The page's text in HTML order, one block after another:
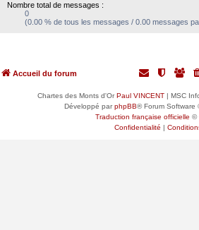
Nombre total de messages :
0
(0.00 % de tous les messages / 0.00 messages
Accueil du forum
Chartes des Monts d'OrPaul VINCENT| MSC
Développé parphpBB® Forum Software
Traduction française officielle ©
Confidentialité |